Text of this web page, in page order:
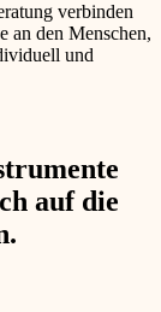
verbinden
an den Menschen,
und
auf die